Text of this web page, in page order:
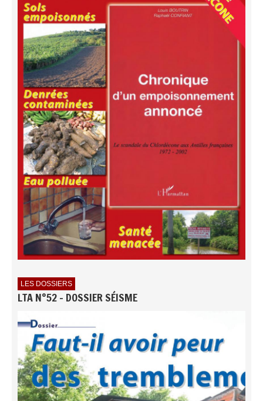
LES DOSSIERS
LTA N°52 - DOSSIER SÉISME